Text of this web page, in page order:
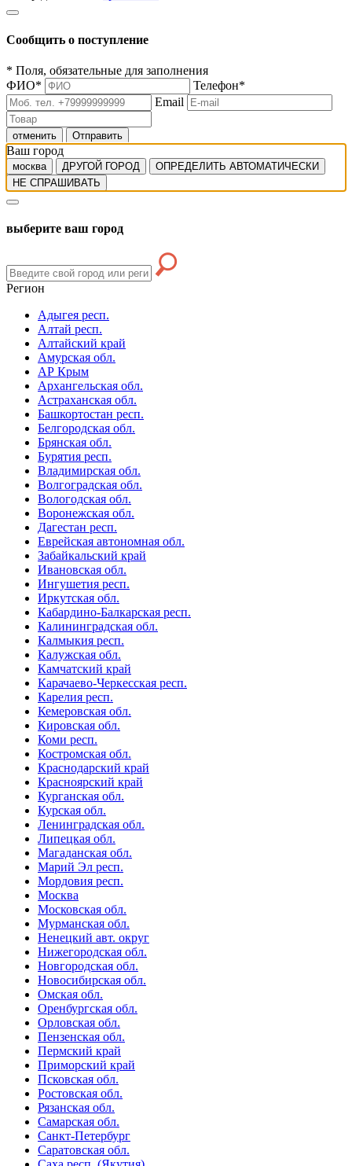
Сообщить о поступление
* Поля, обязательные для заполнения
ФИО* Телефон*
Email
отменить Отправить
Ваш город
москва ДРУГОЙ ГОРОД
ОПРЕДЕЛИТЬ АВТОМАТИЧЕСКИ
НЕ СПРАШИВАТЬ
выберите ваш город
Регион
Адыгея респ.
Алтай респ.
Алтайский край
Амурская обл.
АР Крым
Архангельская обл.
Астраханская обл.
Башкортостан респ.
Белгородская обл.
Брянская обл.
Бурятия респ.
Владимирская обл.
Волгоградская обл.
Вологодская обл.
Воронежская обл.
Дагестан респ.
Еврейская автономная обл.
Забайкальский край
Ивановская обл.
Ингушетия респ.
Иркутская обл.
Кабардино-Балкарская респ.
Калининградская обл.
Калмыкия респ.
Калужская обл.
Камчатский край
Карачаево-Черкесская респ.
Карелия респ.
Кемеровская обл.
Кировская обл.
Коми респ.
Костромская обл.
Краснодарский край
Красноярский край
Курганская обл.
Курская обл.
Ленинградская обл.
Липецкая обл.
Магаданская обл.
Марий Эл респ.
Мордовия респ.
Москва
Московская обл.
Мурманская обл.
Ненецкий авт. округ
Нижегородская обл.
Новгородская обл.
Новосибирская обл.
Омская обл.
Оренбургская обл.
Орловская обл.
Пензенская обл.
Пермский край
Приморский край
Псковская обл.
Ростовская обл.
Рязанская обл.
Самарская обл.
Санкт-Петербург
Саратовская обл.